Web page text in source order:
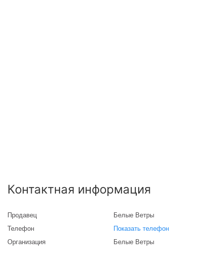
Контактная информация
Продавец
Белые Ветры
Телефон
Показать телефон
Организация
Белые Ветры